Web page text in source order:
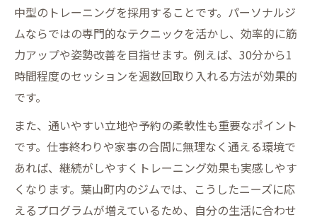
中型のトレーニングを採用することです。パーソナルジ
ムならではの専門的なテクニックを活かし、効率的に筋
力アップや姿勢改善を目指せます。例えば、30分から1
時間程度のセッションを週数回取り入れる方法が効果的
です。
また、通いやすい立地や予約の柔軟性も重要なポイント
です。仕事終わりや家事の合間に無理なく通える環境で
あれば、継続がしやすくトレーニング効果も実感しやす
くなります。葉山町内のジムでは、こうしたニーズに応
えるプログラムが増えているため、自分の生活に合わせ